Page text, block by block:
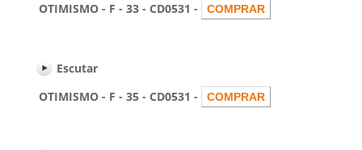
OTIMISMO - F - 33 - CD0531 -
Escutar
OTIMISMO - F - 35 - CD0531 -